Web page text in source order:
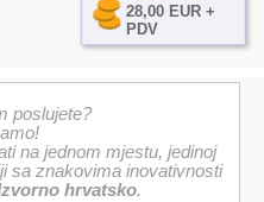
28,00 EUR +
PDV
poslujete?
na jednom mjestu, jedinoj
sa znakovima inovativnosti
hrvatsko.